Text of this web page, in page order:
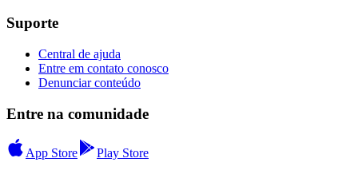
Suporte
Central de ajuda
Entre em contato conosco
Denunciar conteúdo
Entre na comunidade
App Store Play Store